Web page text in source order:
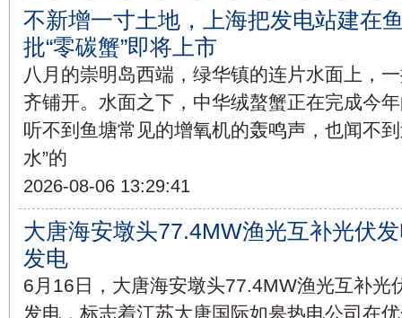
不新增一寸土地，上海把发电站建在
批“零碳蟹”即将上市
八月的崇明岛西端，绿华镇的连片水面上，
齐铺开。水面之下，中华绒螯蟹正在完成今
听不到鱼塘常见的增氧机的轰鸣声，也闻不
水”的
2026-08-06 13:29:41
大唐海安墩头77.4MW渔光互补光伏
发电
6月16日，大唐海安墩头77.4MW渔光互补光
发电，标志着江苏大唐国际如皋热电公司在